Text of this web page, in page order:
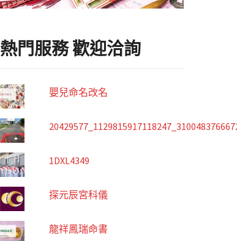
熱門服務 歡迎洽詢
嬰兒命名改名
1DXL4349
探元辰宮科儀
龍祥鳳瑞命書